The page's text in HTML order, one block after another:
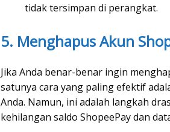
tidak tersimpan di perangkat.
5. Menghapus Akun
Jika Anda benar-benar ingin
satunya cara yang paling efektif
Anda. Namun, ini adalah langkah
kehilangan saldo ShopeePay dan